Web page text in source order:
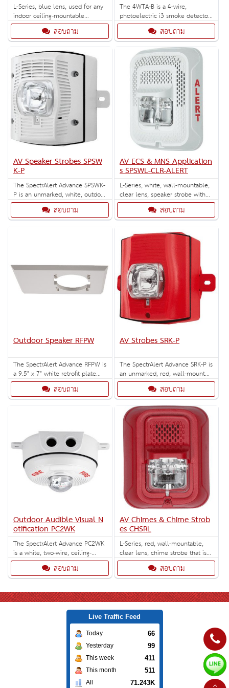
L-Series, blue lens, used for any
indoor ceiling-mountable
strobes. สอบถาม
The 4WTA-B is a 4-wire,
photoelectric i3 smoke detector
with thermal sensor and built-in
สอบถาม
AV Speaker Strobes SPSW
K-P
The SpectrAlert Advance SPSWK-
P is an unmarked, white, outdoor
speaker strobe for wall
installation with selectable
strobe settings of 15, 15/75, 30,
สอบถาม
AV ECS & MNS Application
s SPSWL-CLR-ALERT
L-Series, white, wall-mountable,
clear lens, speaker strobe with
standard cd. Designed for
ECS/MNS applications.
สอบถาม
Outdoor Speaker RFPW
The SpectrAlert Advance RFPW is
a 9.5" x 7" white retrofit plate
that covers the footprint of the
legacy SpectrAlert wall-mount
speaker strobe. Compatible with
สอบถาม
AV Strobes SRK-P
The SpectrAlert Advance SRK-P is
an unmarked, red, wall-mount
outdoor strobe with selectable
strobe settings of 15, 15/75, 30,
75, 95, 110 and 115 cd. Outdoor
back box included.
สอบถาม
Outdoor Audible Visual N
otification PC2WK
The SpectrAlert Advance PC2WK
is a white, two-wire, ceiling-
mount outdoor horn strobe with
selectable strobe settings of 15,
15/75, 30, 75, 95, 110 and 115
cd. Outdoor back box included.
สอบถาม
AV Chimes & Chime Strob
es CHSRL
L-Series, red, wall-mountable,
clear lens, chime strobe that is
unmarked. Selectable strobe
settings: 15, 30, 75, 95, 110, 135
and 185 cd.
สอบถาม
Live Traffic Feed
Today 66
Yesterday 99
This week 411
This month 511
All 71.243K